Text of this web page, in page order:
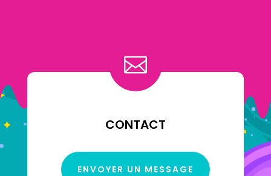
du
produit

CONTACT
ENVOYER UN MESSAGE